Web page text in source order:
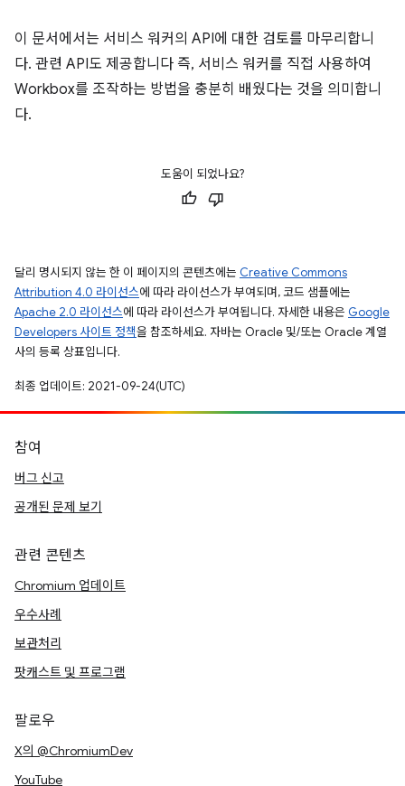
이 문서에서는 서비스 워커의 API에 대한 검토를 마무리합니
다. 관련 API도 제공합니다 즉, 서비스 워커를 직접 사용하여
Workbox를 조작하는 방법을 충분히 배웠다는 것을 의미합니
다.
도움이 되었나요?
달리 명시되지 않는 한 이 페이지의 콘텐츠에는 Creative Commons
Attribution 4.0 라이선스에 따라 라이선스가 부여되며, 코드 샘플에는
Apache 2.0 라이선스에 따라 라이선스가 부여됩니다. 자세한 내용은 Google
Developers 사이트 정책을 참조하세요. 자바는 Oracle 및/또는 Oracle 계열
사의 등록 상표입니다.
최종 업데이트: 2021-09-24(UTC)
참여
버그 신고
공개된 문제 보기
관련 콘텐츠
Chromium 업데이트
우수사례
보관처리
팟캐스트 및 프로그램
팔로우
X의 @ChromiumDev
YouTube